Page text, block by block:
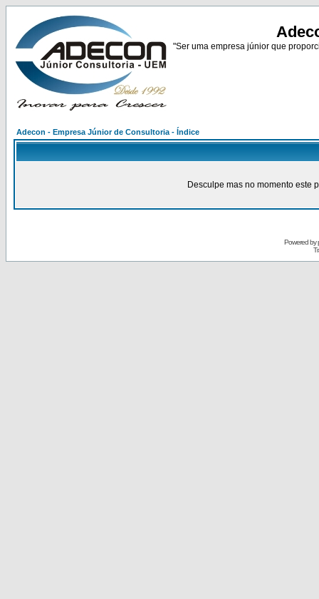
"Ser uma empresa júnior que
Adecon - Empresa Júnior de Consultoria - Índice
Desculpe mas no momento este
Powered by